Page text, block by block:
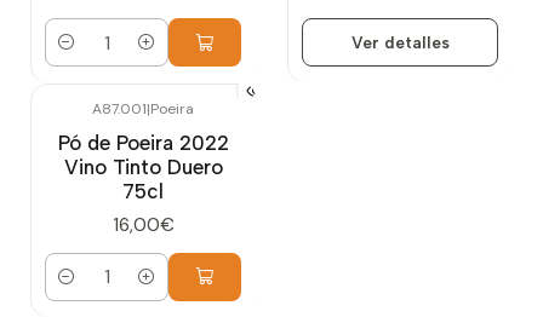
Cantidad
Ver detalles
A87.001|Poeira
Pó de Poeira 2022
Vino Tinto Duero
75cl
16,00€
Cantidad